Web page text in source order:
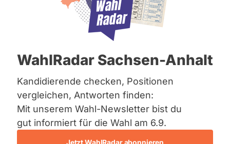
Bremen
Hamburg
Mecklenburg-Vorpommern
Nordrhein-Westfalen
Saarland
Sachsen
Sachsen-Anhalt
Sachsen-Anhalt
Schleswig-Holstein
Thüringen
WahlRadar Sachsen-Anhalt
Kandidierende checken, Positionen
vergleichen, Antworten finden:
Mit unserem Wahl-Newsletter bist du
gut informiert für die Wahl am 6.9.
Jetzt WahlRadar abonnieren
Partei
- Alle -
18 - Potsdam-Mittelmark II
Wahlliste
- Alle -
18 - Potsdam-Mittelmark II
Günter Baaske
SPD